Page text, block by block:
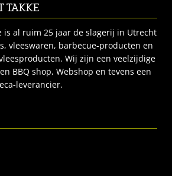
TAKKE
is al ruim 25 jaar de slagerij in Utrecht
vleeswaren, barbecue-producten en
Wij zijn een veelzijdige
BBQ shop, Webshop en tevens een
leverancier.